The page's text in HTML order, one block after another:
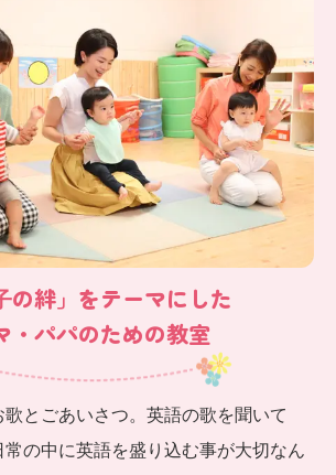
の絆」をテーマにした
・パパのための教室
歌とごあいさつ。英語の歌を聞いて
常の中に英語を盛り込む事が大切なん